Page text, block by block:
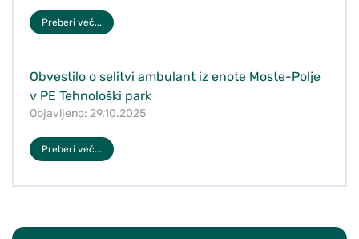
Preberi več...
Obvestilo o selitvi ambulant iz enote Moste-Polje
v PE Tehnološki park
Objavljeno: 29.10.2025
Preberi več...